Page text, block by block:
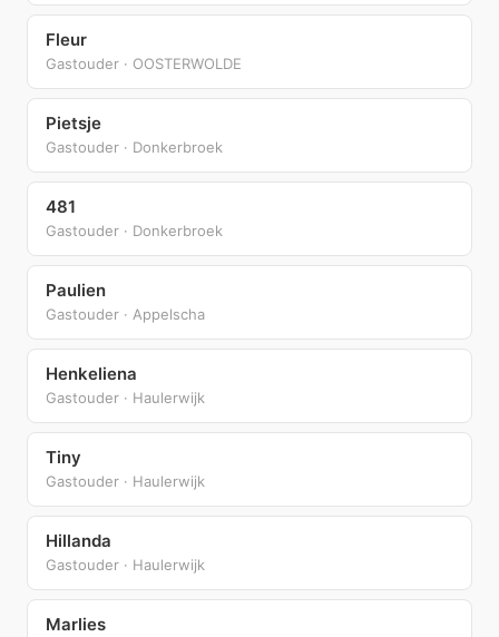
Fleur
Gastouder · OOSTERWOLDE
Pietsje
Gastouder · Donkerbroek
481
Gastouder · Donkerbroek
Paulien
Gastouder · Appelscha
Henkeliena
Gastouder · Haulerwijk
Tiny
Gastouder · Haulerwijk
Hillanda
Gastouder · Haulerwijk
Marlies